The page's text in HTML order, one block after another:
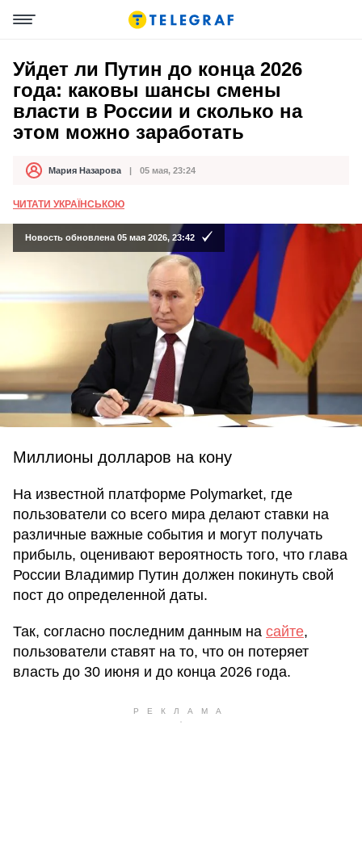
Уйдет ли Путин до конца 2026
года: каковы шансы смены
власти в России и сколько на
этом можно заработать
АвторМария Назарова
Дата публикации 05 мая, 23:24
ЧИТАТИ УКРАЇНСЬКОЮ
Новость обновлена 05 мая 2026, 23:42
Миллионы долларов на кону
На известной платформе Polymarket, где
пользователи со всего мира делают ставки на
различные важные события и могут получать
прибыль, оценивают вероятность того, что глава
России Владимир Путин должен покинуть свой
пост до определенной даты.
Так, согласно последним данным на сайте,
пользователи ставят на то, что он потеряет
власть до 30 июня и до конца 2026 года.